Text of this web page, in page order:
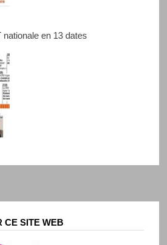
nationale en 13 dates
CE SITE WEB